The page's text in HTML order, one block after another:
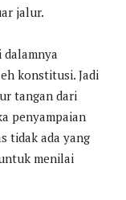
jalur.
dalamnya
konstitusi. Jadi
tangan dari
penyampaian
tidak ada yang
menilai